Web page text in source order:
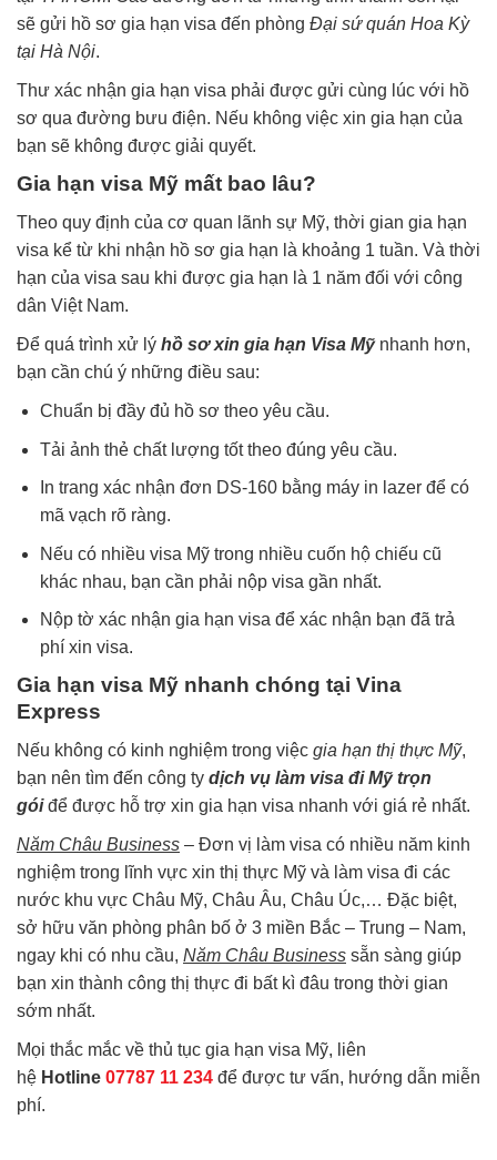
sẽ gửi hồ sơ gia hạn visa đến phòng Đại sứ quán Hoa Kỳ
tại Hà Nội.
Thư xác nhận gia hạn visa phải được gửi cùng lúc với hồ
sơ qua đường bưu điện. Nếu không việc xin gia hạn của
bạn sẽ không được giải quyết.
Gia hạn visa Mỹ mất bao lâu?
Theo quy định của cơ quan lãnh sự Mỹ, thời gian gia hạn
visa kể từ khi nhận hồ sơ gia hạn là khoảng 1 tuần. Và thời
hạn của visa sau khi được gia hạn là 1 năm đối với công
dân Việt Nam.
Để quá trình xử lý hồ sơ xin gia hạn Visa Mỹnhanh hơn,
bạn cần chú ý những điều sau:
Chuẩn bị đầy đủ hồ sơ theo yêu cầu.
Tải ảnh thẻ chất lượng tốt theo đúng yêu cầu.
In trang xác nhận đơn DS-160 bằng máy in lazer để có
mã vạch rõ ràng.
Nếu có nhiều visa Mỹ trong nhiều cuốn hộ chiếu cũ
khác nhau, bạn cần phải nộp visa gần nhất.
Nộp tờ xác nhận gia hạn visa để xác nhận bạn đã trả
phí xin visa.
Gia hạn visa Mỹ nhanh chóng tại Vina
Express
Nếu không có kinh nghiệm trong việc gia hạn thị thực Mỹ,
bạn nên tìm đến công ty dịch vụ làm visa đi Mỹ trọn
góiđể được hỗ trợ xin gia hạn visa nhanh với giá rẻ nhất.
Năm Châu Business – Đơn vị làm visa có nhiều năm kinh
nghiệm trong lĩnh vực xin thị thực Mỹ và làm visa đi các
nước khu vực Châu Mỹ, Châu Âu, Châu Úc,… Đặc biệt,
sở hữu văn phòng phân bố ở 3 miền Bắc – Trung – Nam,
ngay khi có nhu cầu, Năm Châu Business sẵn sàng giúp
bạn xin thành công thị thực đi bất kì đâu trong thời gian
sớm nhất.
Mọi thắc mắc về thủ tục gia hạn visa Mỹ, liên
hệ Hotline 07787 11 234 để được tư vấn, hướng dẫn miễn
phí.